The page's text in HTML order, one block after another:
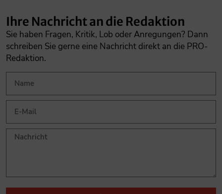
Ihre Nachricht an die Redaktion
Sie haben Fragen, Kritik, Lob oder Anregungen? Dann
schreiben Sie gerne eine Nachricht direkt an die PRO-
Redaktion.